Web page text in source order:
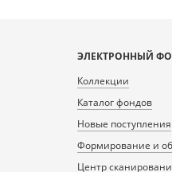
ЭЛЕКТРОННЫЙ
Коллекции
Каталог фондов
Новые поступления
Формирование и
Центр